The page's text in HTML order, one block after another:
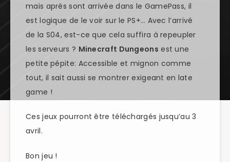
mais après sont arrivée dans le GamePass, il
est logique de le voir sur le PS+… Avec l’arrivé
de la S04, est-ce que cela suffira à repeupler
les serveurs ? Minecraft Dungeons est une
petite pépite: Accessible et mignon comme
tout, il sait aussi se montrer exigeant en late
game !
Ces jeux pourront être téléchargés jusqu’au 3
avril.
Bon jeu !